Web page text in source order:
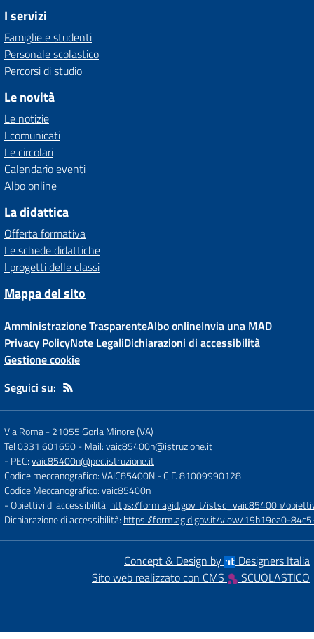
I servizi
Famiglie e studenti
Personale scolastico
Percorsi di studio
Le novità
Le notizie
I comunicati
Le circolari
Calendario eventi
Albo online
La didattica
Offerta formativa
Le schede didattiche
I progetti delle classi
Mappa del sito
Amministrazione TrasparenteAlbo onlineInvia una MAD
Privacy PolicyNote LegaliDichiarazioni di accessibilità
Gestione cookie
Seguici su:
Via Roma-21055 Gorla Minore (VA)
Tel 0331 601650- Mail:vaic85400n@istruzione.it
- PEC:vaic85400n@pec.istruzione.it
Codice meccanografico: VAIC85400N- C.F. 81009990128
Codice Meccanografico: vaic85400n
- Obiettivi di accessibilità: https://form.agid.gov.it/istsc_vaic85400n/
Dichiarazione di accessibilità: https://form.agid.gov.it/view/19b19ea0-
Concept & Design by
Designers Italia
Sito web realizzato con CMS
SCUOLASTICO